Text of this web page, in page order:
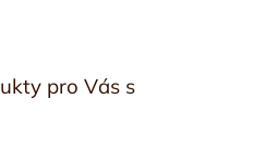
pro Vás s